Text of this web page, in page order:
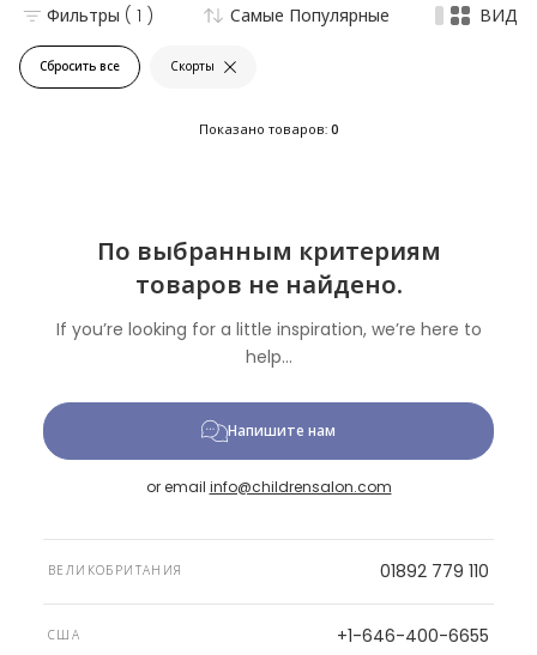
Сбросить все Скорты
Фильтры ( 1 ) Самые Популярные ВИД
Показано товаров:0
По выбранным критериям
товаров не найдено.
If you’re looking for a little inspiration, we’re here to
help...
Напишите нам
or email info@childrensalon.com
ВЕЛИКОБРИТАНИЯ 01892 779 110
США +1-646-400-6655